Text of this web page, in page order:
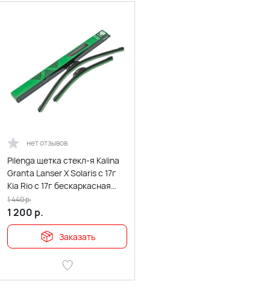
нет отзывов
Pilenga щетка стекл-я Kalina
Granta Lanser X Solaris c 17г
Kia Rio c 17г бескаркасная
600/400мм 2шт
1 200 р.
1 440р.
Заказать